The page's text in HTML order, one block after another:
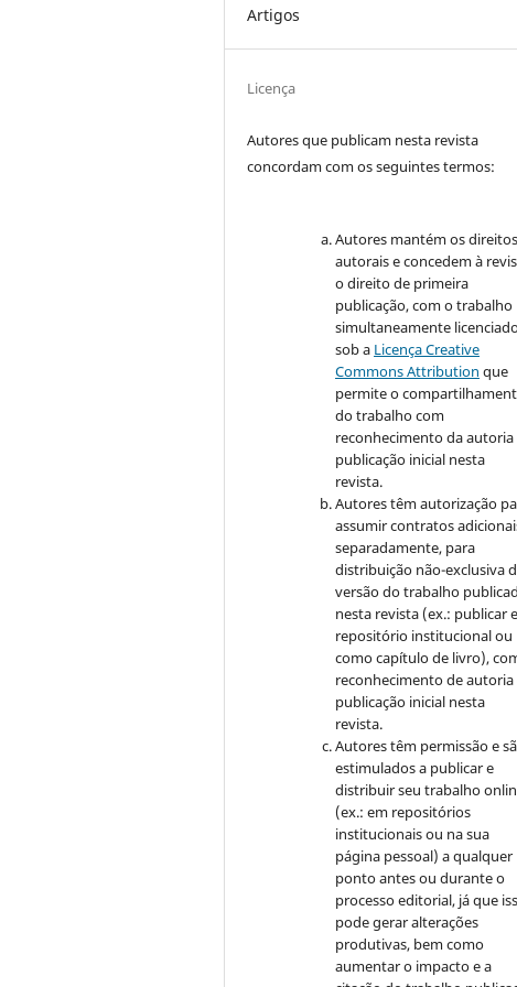
Artigos
Licença
Autores que publicam nesta revista
concordam com os seguintes termos:
Autores mantém os direitos
autorais e concedem à
o direito de primeira
publicação, com o trabalho
simultaneamente
sob a Licença Creative
Commons Attribution que
permite o
do trabalho com
reconhecimento da autoria
publicação inicial nesta
revista.
Autores têm autorização
assumir contratos
separadamente, para
distribuição não-exclusiva
versão do trabalho
nesta revista (ex.: publicar
repositório institucional ou
como capítulo de livro),
reconhecimento de autoria
publicação inicial nesta
revista.
Autores têm permissão e
estimulados a publicar e
distribuir seu trabalho
(ex.: em repositórios
institucionais ou na sua
página pessoal) a qualquer
ponto antes ou durante o
processo editorial, já que
pode gerar alterações
produtivas, bem como
aumentar o impacto e a